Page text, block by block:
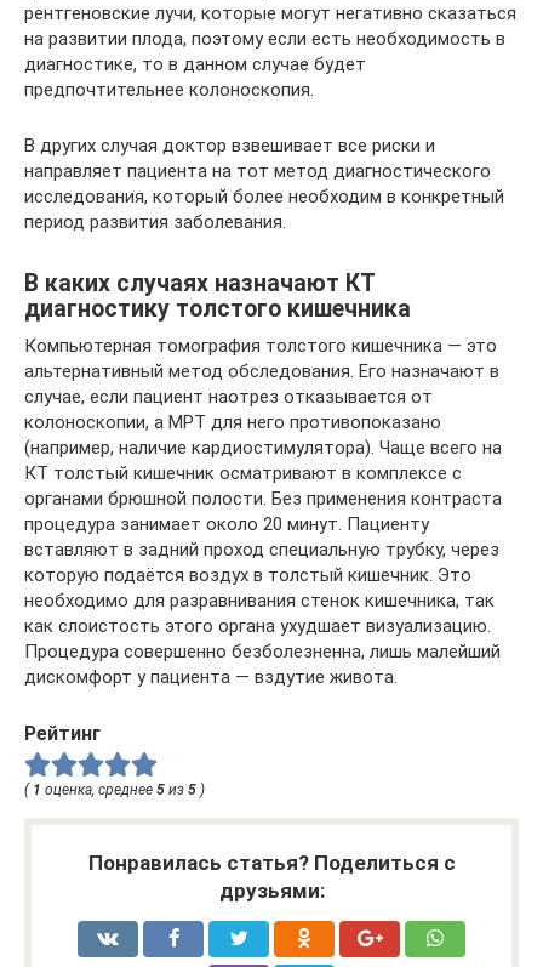
рентгеновские лучи, которые могут негативно сказаться
на развитии плода, поэтому если есть необходимость в
диагностике, то в данном случае будет
предпочтительнее колоноскопия.
В других случая доктор взвешивает все риски и
направляет пациента на тот метод диагностического
исследования, который более необходим в конкретный
период развития заболевания.
В каких случаях назначают КТ
диагностику толстого кишечника
Компьютерная томография толстого кишечника — это
альтернативный метод обследования. Его назначают в
случае, если пациент наотрез отказывается от
колоноскопии, а МРТ для него противопоказано
(например, наличие кардиостимулятора). Чаще всего на
КТ толстый кишечник осматривают в комплексе с
органами брюшной полости. Без применения контраста
процедура занимает около 20 минут. Пациенту
вставляют в задний проход специальную трубку, через
которую подаётся воздух в толстый кишечник. Это
необходимо для разравнивания стенок кишечника, так
как слоистость этого органа ухудшает визуализацию.
Процедура совершенно безболезненна, лишь малейший
дискомфорт у пациента — вздутие живота.
Рейтинг
( 1 оценка, среднее 5 из 5 )
Понравилась статья? Поделиться с
друзьями: